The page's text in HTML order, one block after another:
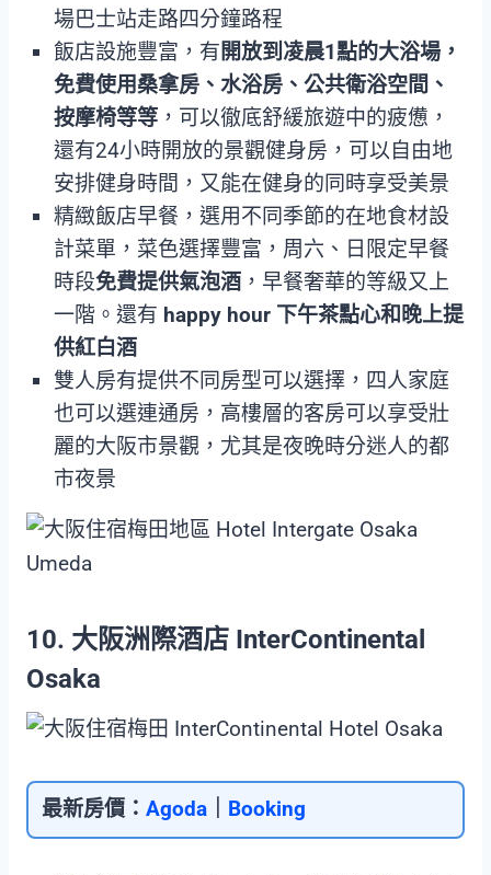
場巴士站走路四分鐘路程
飯店設施豐富，有開放到凌晨1點的大浴場，
免費使用桑拿房、水浴房、公共衛浴空間、
按摩椅等等 ，可以徹底舒緩旅遊中的疲憊，
還有24小時開放的景觀健身房，可以自由地
安排健身時間，又能在健身的同時享受美景
精緻飯店早餐，選用不同季節的在地食材設
計菜單，菜色選擇豐富，周六、日限定早餐
時段免費提供氣泡酒 ，早餐奢華的等級又上
一階。還有 happy hour 下午茶點心和晚上提
供紅白酒
雙人房有提供不同房型可以選擇，四人家庭
也可以選連通房，高樓層的客房可以享受壯
麗的大阪市景觀，尤其是夜晚時分迷人的都
市夜景
10. 大阪洲際酒店 InterContinental
Osaka
最新房價： Agoda｜ Booking